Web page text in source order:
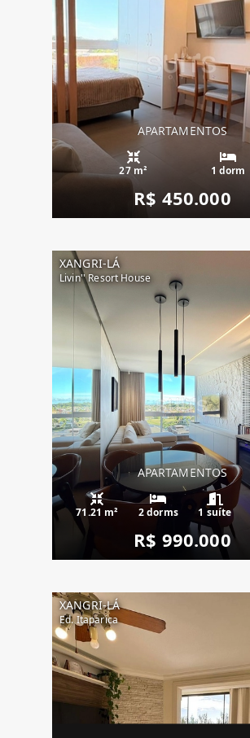
APARTAMENTOS
27 m² 1 dorm
R$ 450.000
XANGRI-LÁ
Livin'' Resort House
APARTAMENTOS
71.21 m² 2 dorms 1 suíte
R$ 990.000
XANGRI-LÁ
Ed. Itaparica